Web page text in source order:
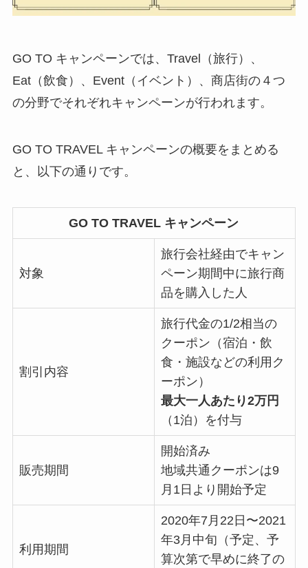
GO TO キャンペーンでは、Travel（旅行）、
Eat（飲食）、Event（イベント）、商店街の４つ
の分野でそれぞれキャンペーンが行われます。
GO TO TRAVEL キャンペーンの概要をまとめる
と、以下の通りです。
GO TO TRAVEL キャンペーン
対象
旅行会社経由でキャン
ペーン期間中に旅行商
品を購入した人
割引内容
旅行代金の1/2相当の
クーポン（宿泊・飲
食・施設などの利用ク
ーポン）
最大一人あたり2万円
（1泊）を付与
販売期間
開始済み
地域共通クーポンは9
月1日より開始予定
利用期間
2020年7月22日〜2021
年3月中旬（予定、予
算次第で早めに終了の